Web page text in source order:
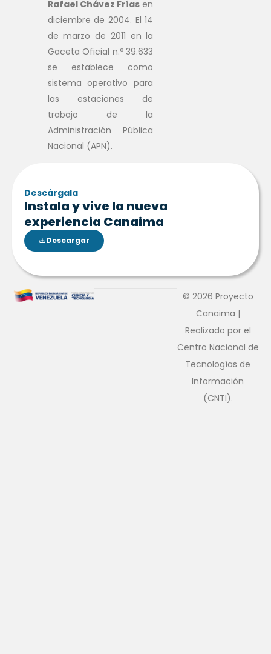
Rafael Chávez Frías en
diciembre de 2004. El 14
de marzo de 2011 en la
Gaceta Oficial n.º 39.633
se establece como
sistema operativo para
las estaciones de
trabajo de la
Administración Pública
Nacional (APN).
Descárgala
Instala y vive la nueva
experiencia Canaima
Descargar
© 2026 Proyecto
Canaima |
Realizado por el
Centro Nacional de
Tecnologías de
Información
(CNTI).